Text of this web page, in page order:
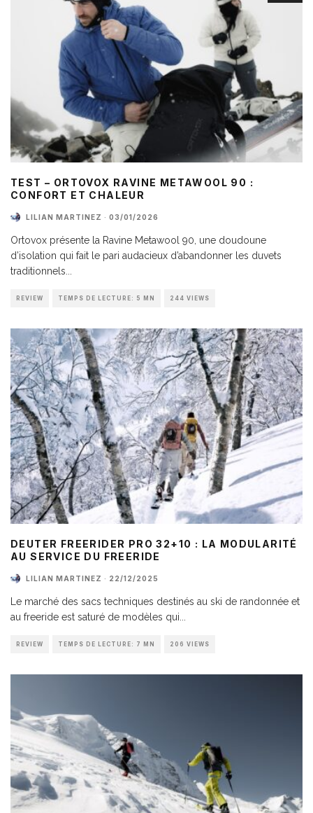
TEST – ORTOVOX RAVINE METAWOOL 90 :
CONFORT ET CHALEUR
LILIAN MARTINEZ · 03/01/2026
Ortovox présente la Ravine Metawool 90, une doudoune
d’isolation qui fait le pari audacieux d’abandonner les duvets
traditionnels...
REVIEW TEMPS DE LECTURE: 5 MN 244 VIEWS
DEUTER FREERIDER PRO 32+10 : LA MODULARITÉ
AU SERVICE DU FREERIDE
LILIAN MARTINEZ · 22/12/2025
Le marché des sacs techniques destinés au ski de randonnée et
au freeride est saturé de modèles qui
REVIEW TEMPS DE LECTURE: 7 MN 206 VIEWS